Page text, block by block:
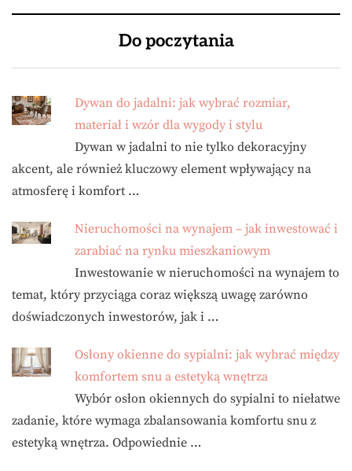
Do poczytania
Dywan do jadalni: jak wybrać rozmiar,
materiał i wzór dla wygody i stylu
Dywan w jadalni to nie tylko dekoracyjny
akcent, ale również kluczowy element wpływający na
atmosferę i komfort …
Nieruchomości na wynajem – jak inwestować i
zarabiać na rynku mieszkaniowym
Inwestowanie w nieruchomości na wynajem to
temat, który przyciąga coraz większą uwagę zarówno
doświadczonych inwestorów, jak i …
Osłony okienne do sypialni: jak wybrać między
komfortem snu a estetyką wnętrza
Wybór osłon okiennych do sypialni to niełatwe
zadanie, które wymaga zbalansowania komfortu snu z
estetyką wnętrza. Odpowiednie …